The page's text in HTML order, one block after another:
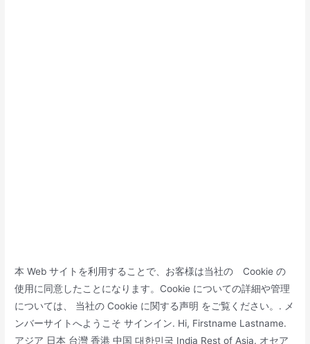
本 Web サイトを利用することで、お客様は当社の Cookie の
使用に同意したことになります。Cookie についての詳細や管理
については、 当社の Cookie に関する声明 をご覧ください。. メ
ンバーサイトへようこそ サインイン. Hi, Firstname Lastname.
アジア 日本 台灣 香港 中国 대한민국 India Rest of Asia. オセア